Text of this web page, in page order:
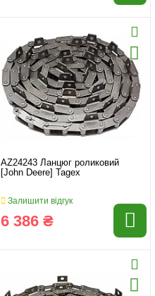
AZ24243 Ланцюг роликовий
[John Deere] Tagex
Залишити відгук
6 386 ₴